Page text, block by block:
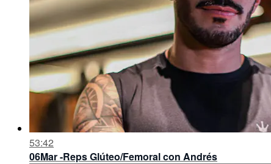
53:42
06Mar -Reps Glúteo/Femoral con Andrés